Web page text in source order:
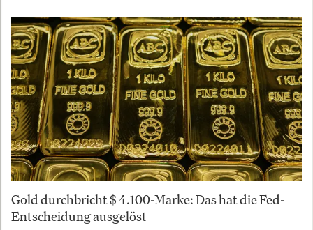
Gold durchbricht $ 4.100-Marke: Das hat die Fed-
Entscheidung ausgelöst